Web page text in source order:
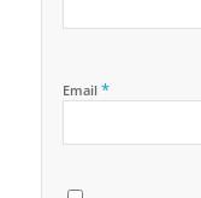
Email *